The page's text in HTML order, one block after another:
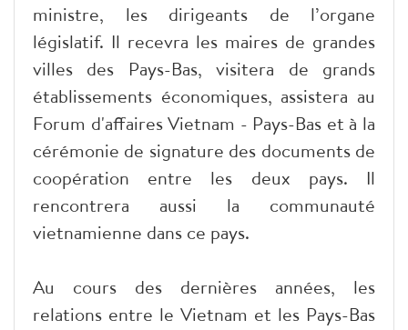
ministre, les dirigeants de l’organe
législatif. Il recevra les maires de grandes
villes des Pays-Bas, visitera de grands
établissements économiques, assistera au
Forum d'affaires Vietnam - Pays-Bas et à la
cérémonie de signature des documents de
coopération entre les deux pays. Il
rencontrera aussi la communauté
vietnamienne dans ce pays.
Au cours des dernières années, les
relations entre le Vietnam et les Pays-Bas